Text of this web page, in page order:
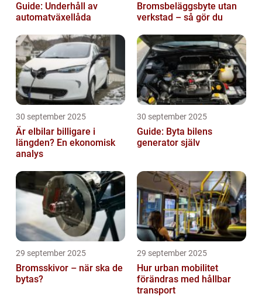
Guide: Underhåll av
automatväxellåda
Bromsbeläggsbyte utan
verkstad – så gör du
30 september 2025
Är elbilar billigare i
längden? En ekonomisk
analys
30 september 2025
Guide: Byta bilens
generator själv
29 september 2025
Bromsskivor – när ska de
bytas?
29 september 2025
Hur urban mobilitet
förändras med hållbar
transport